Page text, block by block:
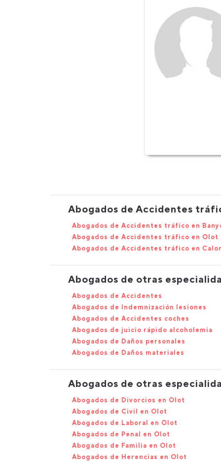
Abogados de Accidentes
Abogados de Accidentes tráfico en
Abogados de Accidentes tráfico en Olot
Abogados de Accidentes tráfico en
Abogados de otras
Abogados de Accidentes
Abogados de Indemnización lesiones
Abogados de Accidentes coches
Abogados de juicio rápido alcoholemia
Abogados de Daños personales
Abogados de Daños materiales
Abogados de otras
Abogados de Divorcios en Olot
Abogados de Civil en Olot
Abogados de Laboral en Olot
Abogados de Penal en Olot
Abogados de Familia en Olot
Abogados de Herencias en Olot